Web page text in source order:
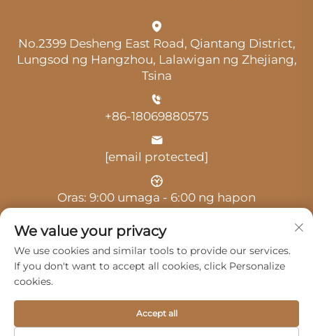
No.2399 Desheng East Road, Qiantang District,
Lungsod ng Hangzhou, Lalawigan ng Zhejiang,
Tsina
+86-18069880575
[email protected]
Oras: 9:00 umaga - 6:00 ng hapon
Service Co., Ltd. -
Patakaran sa privacy
Mga Produkto Serbisyo Tungkol Sa Amin
We value your privacy
We use cookies and similar tools to provide our services.
If you don't want to accept all cookies, click Personalize
cookies.
Accept all